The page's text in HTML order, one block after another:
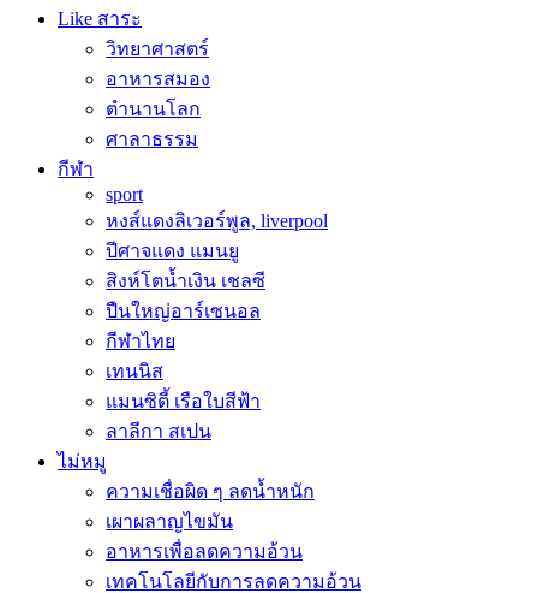
Like สาระ
วิทยาศาสตร์
อาหารสมอง
ตำนานโลก
ศาลาธรรม
กีฬา
sport
หงส์แดงลิเวอร์พูล, liverpool
ปีศาจแดง แมนยู
สิงห์โตน้ำเงิน เชลซี
ปืนใหญ่อาร์เซนอล
กีฬาไทย
เทนนิส
แมนซิตี้ เรือใบสีฟ้า
ลาลีกา สเปน
ไม่หมู
ความเชื่อผิด ๆ ลดน้ำหนัก
เผาผลาญไขมัน
อาหารเพื่อลดความอ้วน
เทคโนโลยีกับการลดความอ้วน